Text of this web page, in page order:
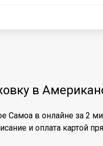
в
Самоа в онлайне за 2
и оплата картой